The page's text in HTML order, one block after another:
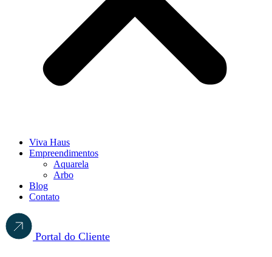
Viva Haus
Empreendimentos
Aquarela
Arbo
Blog
Contato
Portal do Cliente